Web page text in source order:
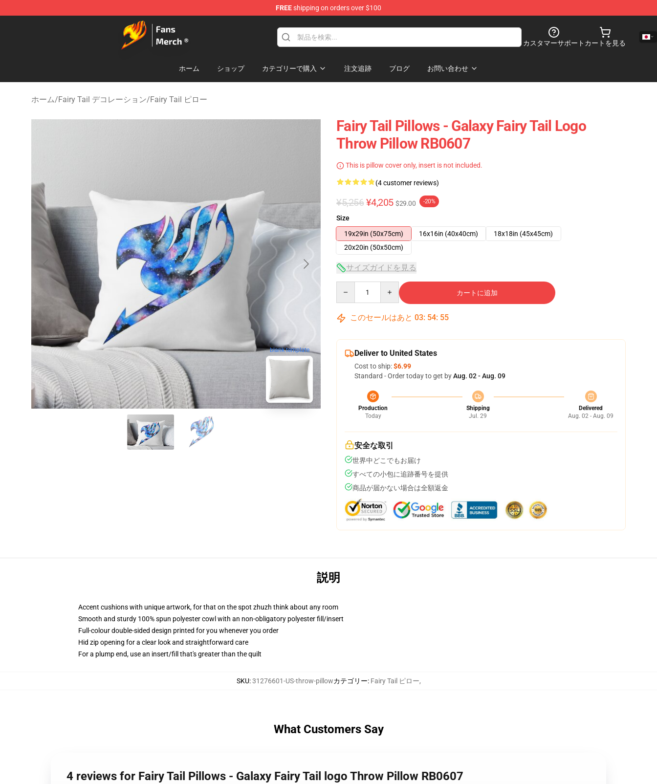
FREEshipping on orders over $100
Fairy Tail Store - Official Fairy Tail Merchandise Shop
カスタマーサポート カートを見る
ホーム ショップ カテゴリーで購入 注文追跡 ブログ お問い合わせ
ホーム/Fairy Tail デコレーション/Fairy Tail ピロー
blank template
Fairy Tail Pillows - Galaxy Fairy Tail Logo
Throw Pillow RB0607
This is pillow cover only, insert is not included.
(4 customer reviews)
¥5,256 ¥4,205 $29.00 -20%
Size
19x29in (50x75cm)
16x16in (40x40cm)
18x18in (45x45cm)
20x20in (50x50cm)
サイズガイドを見る
カートに追加
このセールはあと 03: 54: 54
Deliver to United States
Cost to ship:$6.99
Standard - Order today to get byAug. 02 - Aug. 09
Production
Today
Shipping
Jul. 29
Delivered
Aug. 02 - Aug. 09
安全な取引
世界中どこでもお届け
すべての小包に追跡番号を提供
商品が届かない場合は全額返金
説明
Accent cushions with unique artwork, for that on the spot zhuzh think about any room
Smooth and sturdy 100% spun polyester cowl with an non-obligatory polyester fill/insert
Full-colour double-sided design printed for you whenever you order
Hid zip opening for a clear look and straightforward care
For a plump end, use an insert/fill that's greater than the quilt
SKU:31276601-US-throw-pillowカテゴリー: Fairy Tail ピロー,
What Customers Say
4 reviews for Fairy Tail Pillows - Galaxy Fairy Tail logo Throw Pillow RB0607